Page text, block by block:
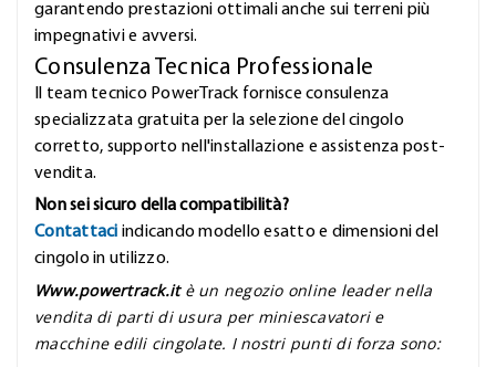
garantendo prestazioni ottimali anche sui terreni più
impegnativi e avversi.
Consulenza Tecnica Professionale
Il team tecnico PowerTrack fornisce consulenza
specializzata gratuita per la selezione del cingolo
corretto, supporto nell'installazione e assistenza post-
vendita.
Non sei sicuro della compatibilità?
Contattaci indicando modello esatto e dimensioni del
cingolo in utilizzo.
Www.powertrack.it è un negozio online leader nella
vendita di parti di usura per miniescavatori e
macchine edili cingolate. I nostri punti di forza sono: